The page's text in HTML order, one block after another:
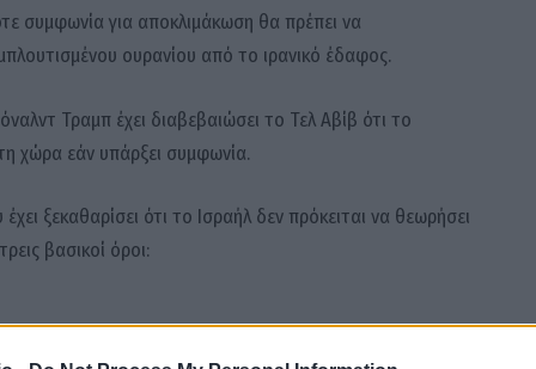
συμφωνία για αποκλιμάκωση θα πρέπει να
ουρανίου από το ιρανικό έδαφος.
Τραμπ έχει διαβεβαιώσει το Τελ Αβίβ ότι το
χώρα εάν υπάρξει συμφωνία.
ξεκαθαρίσει ότι το Ισραήλ δεν πρόκειται να θεωρήσει
βασικοί όροι:
ένοπλες οργανώσεις,